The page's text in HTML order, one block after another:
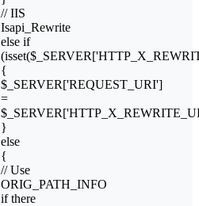
// IIS
Isapi_Rewrite
else if
{
$_SERVER['REQUEST_URI']
=
}
else
{
// Use
ORIG_PATH_INFO
if there